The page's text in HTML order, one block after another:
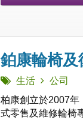
鉑康輪椅及
生活
公司
柏康創立於2007年
式零售及維修輪椅